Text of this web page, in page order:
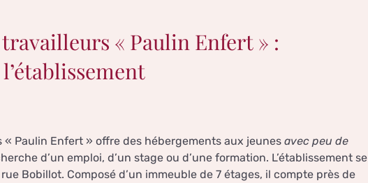
« Paulin Enfert » :
Paulin Enfert » offre des hébergements aux jeunes avec peu de
d’un emploi, d’un stage ou d’une formation. L’établissement se
Bobillot. Composé d’un immeuble de 7 étages, il compte près de